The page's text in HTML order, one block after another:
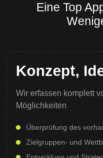
Eine Top
Konzept,
Wir erfassen komplett
Möglichkeiten
Überprüfung des
Zielgruppen- und